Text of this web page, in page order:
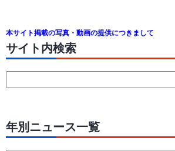
本サイト掲載の写真・動画の提供につきまして
サイト内検索
年別ニュース一覧